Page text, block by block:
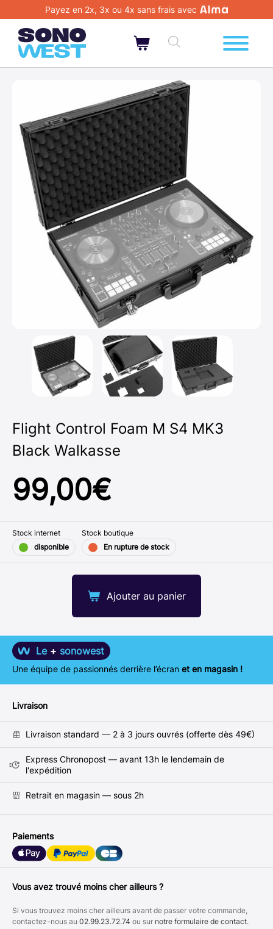
Payez en 2x, 3x ou 4x sans frais avec
Flight Control Foam M S4 MK3
Black Walkasse
99,00€
Ajouter au panier
Stock internet
disponible
Stock boutique
En rupture de stock
Le + sonowest
Une équipe de passionnés derrière l’écran et en magasin !
Livraison
Livraison standard — 2 à 3 jours ouvrés (offerte dès 49€)
Express Chronopost — avant 13h le lendemain de
l'expédition
Retrait en magasin — sous 2h
Paiements
Vous avez trouvé moins cher ailleurs ?
Si vous trouvez moins cher ailleurs avant de passer votre commande,
contactez-nous au 02.99.23.72.74 ou sur notre formulaire de contact.